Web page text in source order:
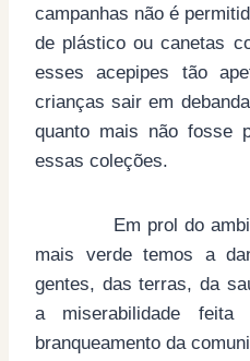
campanhas não é
de plástico ou canetas
esses acepipes tão
crianças sair em
quanto mais não fosse
essas coleções.
Em prol do
mais verde temos a
gentes, das terras, da
a miserabilidade feita
branqueamento da